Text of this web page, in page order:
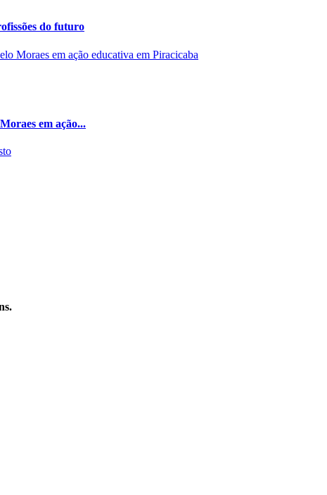
do futuro
em ação...